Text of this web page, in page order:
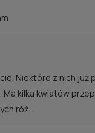
Niektóre z nich już
kilka kwiatów
róż.